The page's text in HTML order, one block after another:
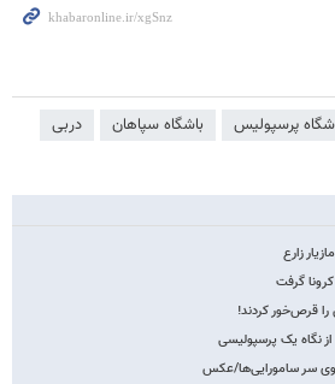
پرسپولیس باشگاه سپاهان دربی
زارع
گرفت
قرص‌خور کردند!
نگاه یک پرسپولیسی
روی سر سامورایی‌ها/عکس